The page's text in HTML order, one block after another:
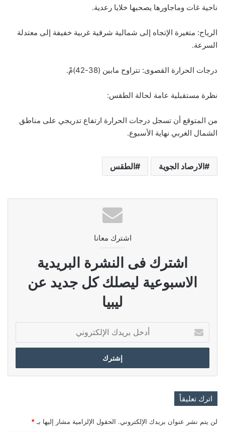
ناحية غات وماجاورها يصحبها خلايا رعدية.
الرياح: متغيرة الإتجاه إلى شمالية شرقية غربية خفيفة إلى معتدلة
السرعة.
درجات الحرارة القصوى: تتراوح مابين (38-42)مْ.
نظرة مستقبلية عامة لحالة الطقس:
من المتوقع أن تسجل درجات الحرارة ارتفاع تدريجي على مناطق
الشمال الغربي نهاية الأسبوع.
الارصاد الجوية الطقس
اشترك معانا
اشترك فى النشرة البريدية
الاسبوعية ليصلك كل جديد عن
ليبيا
بريدك
الإلكتروني
اترك تعليقاً
لن يتم نشر عنوان بريدك الإلكتروني. الحقول الإلزامية مشار إليها بـ *